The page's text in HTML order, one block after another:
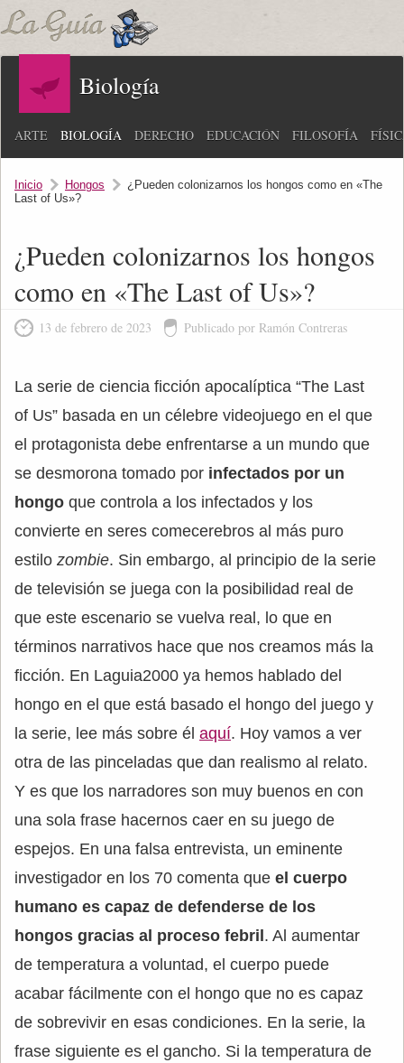
Biología
ARTE BIOLOGÍA DERECHO EDUCACIÓN FILOSOFÍA
Inicio Hongos
¿Pueden colonizarnos los hongos como en «The
Last of Us»?
¿Pueden colonizarnos los hongos
como en «The Last of Us»?
13 de febrero de 2023 Publicado por Ramón Contreras
La serie de ciencia ficción apocalíptica “The Last
of Us” basada en un célebre videojuego en el que
el protagonista debe enfrentarse a un mundo que
se desmorona tomado por infectados por un
hongo que controla a los infectados y los
convierte en seres comecerebros al más puro
estilo zombie. Sin embargo, al principio de la serie
de televisión se juega con la posibilidad real de
que este escenario se vuelva real, lo que en
términos narrativos hace que nos creamos más la
ficción. En Laguia2000 ya hemos hablado del
hongo en el que está basado el hongo del juego y
la serie, lee más sobre él aquí. Hoy vamos a ver
otra de las pinceladas que dan realismo al relato.
Y es que los narradores son muy buenos en con
una sola frase hacernos caer en su juego de
espejos. En una falsa entrevista, un eminente
investigador en los 70 comenta que el cuerpo
humano es capaz de defenderse de los
hongos gracias al proceso febril . Al aumentar
de temperatura a voluntad, el cuerpo puede
acabar fácilmente con el hongo que no es capaz
de sobrevivir en esas condiciones. En la serie, la
frase siguiente es el gancho. Si la temperatura de